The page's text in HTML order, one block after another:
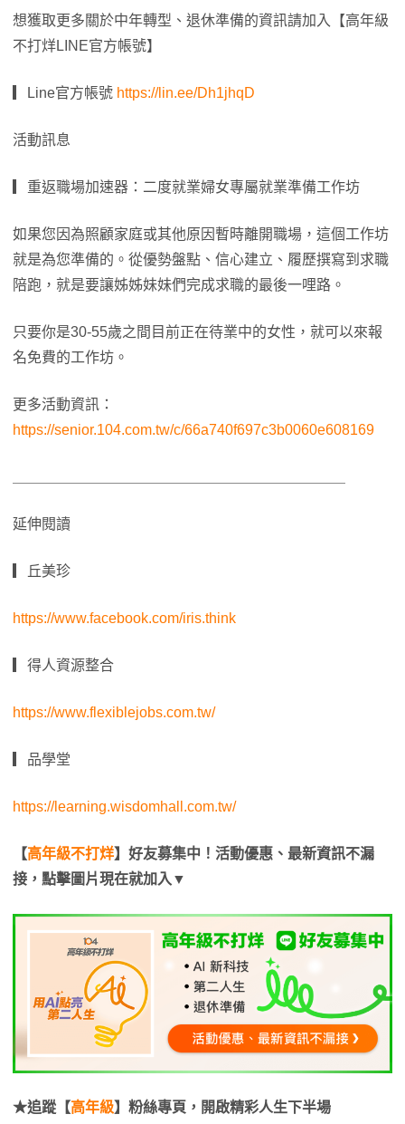
想獲取更多關於中年轉型、退休準備的資訊請加入【高年級
不打烊LINE官方帳號】
▎Line官方帳號 https://lin.ee/Dh1jhqD
活動訊息
▎重返職場加速器：二度就業婦女專屬就業準備工作坊
如果您因為照顧家庭或其他原因暫時離開職場，這個工作坊
就是為您準備的。從優勢盤點、信心建立、履歷撰寫到求職
陪跑，就是要讓姊姊妹妹們完成求職的最後一哩路。
只要你是30-55歲之間目前正在待業中的女性，就可以來報
名免費的工作坊。
更多活動資訊：
https://senior.104.com.tw/c/66a740f697c3b0060e608169
延伸閱讀
▎丘美珍
https://www.facebook.com/iris.think
▎得人資源整合
https://www.flexiblejobs.com.tw/
▎品學堂
https://learning.wisdomhall.com.tw/
【高年級不打烊】好友募集中！活動優惠、最新資訊不漏
接，點擊圖片現在就加入▼
★追蹤【高年級】粉絲專頁，開啟精彩人生下半場